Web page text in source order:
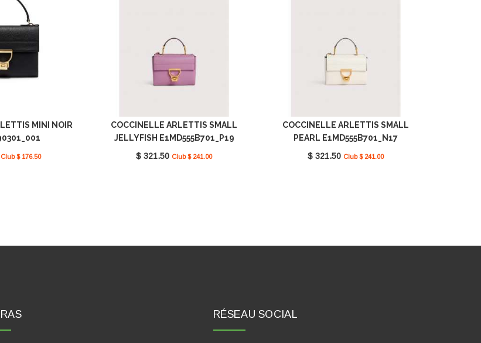
MINI NOIR
Club $ 176.50
COCCINELLE ARLETTIS SMALL
JELLYFISH E1MD555B701_P19
$ 321.50 Club $ 241.00
COCCINELLE ARLETTIS SMALL
PEARL E1MD555B701_N17
$ 321.50 Club $ 241.00
RÉSEAU SOCIAL